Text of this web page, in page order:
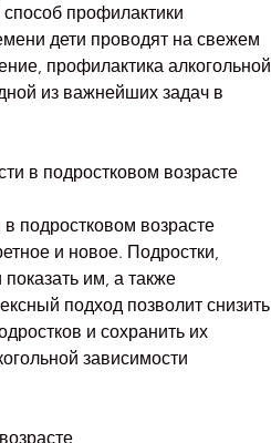
профилактики
дети проводят на свежем
профилактика алкогольной
из важнейших задач в
в подростковом возрасте
подростковом возрасте
и новое. Подростки,
им, а также
подход позволит снизить
и сохранить их
зависимости